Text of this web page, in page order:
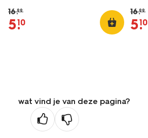
16.99
5.
10
16.99
5.
10
wat vind je van deze pagina?